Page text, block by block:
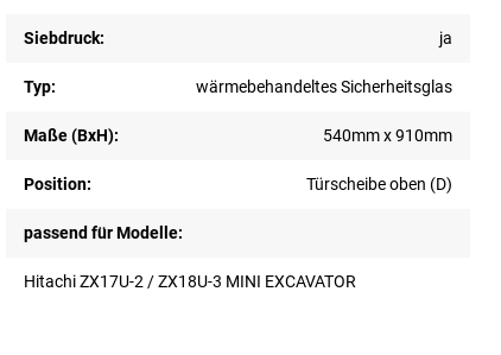
Siebdruck: ja
Typ: wärmebehandeltes Sicherheitsglas
Maße (BxH): 540mm x 910mm
Position: Türscheibe oben (D)
passend für Modelle:
Hitachi ZX17U-2 / ZX18U-3 MINI EXCAVATOR